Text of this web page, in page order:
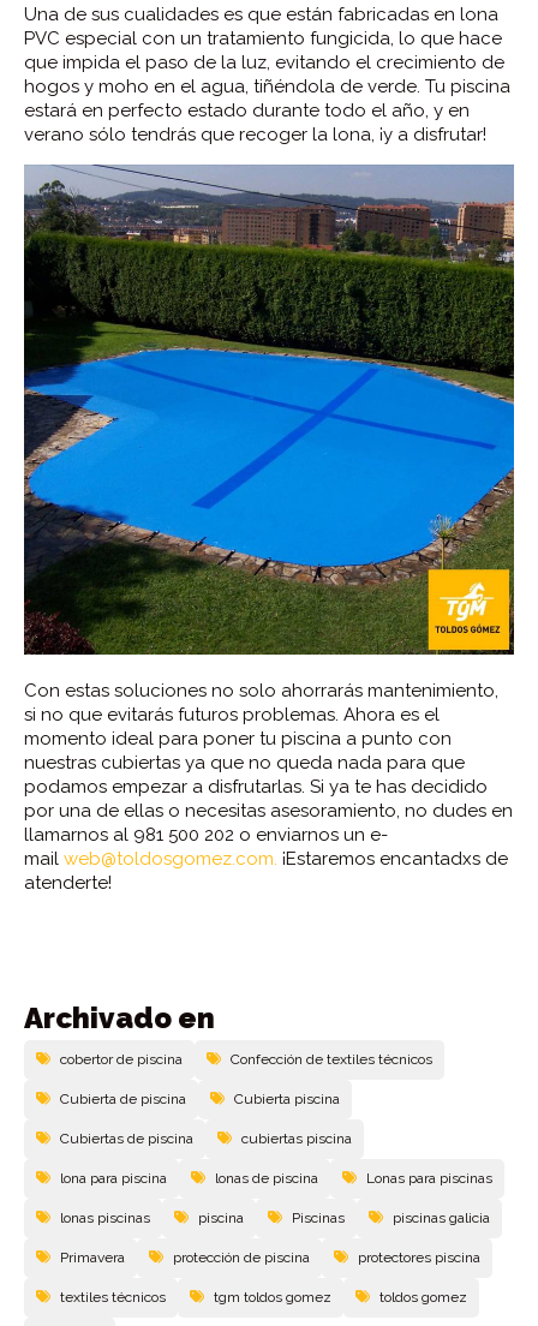
Una de sus cualidades es que están fabricadas en lona
PVC especial con un tratamiento fungicida, lo que hace
que impida el paso de la luz, evitando el crecimiento de
hogos y moho en el agua, tiñéndola de verde. Tu piscina
estará en perfecto estado durante todo el año, y en
verano sólo tendrás que recoger la lona, ¡y a disfrutar!
Con estas soluciones no solo ahorrarás mantenimiento,
si no que evitarás futuros problemas. Ahora es el
momento ideal para poner tu piscina a punto con
nuestras cubiertas ya que no queda nada para que
podamos empezar a disfrutarlas. Si ya te has decidido
por una de ellas o necesitas asesoramiento, no dudes en
llamarnos al 981 500 202 o enviarnos un e-
mail web@toldosgomez.com. ¡Estaremos encantadxs de
atenderte!
Archivado en
cobertor de piscina Confección de textiles técnicos
Cubierta de piscina Cubierta piscina
Cubiertas de piscina cubiertas piscina
lona para piscina lonas de piscina Lonas para piscinas
lonas piscinas piscina Piscinas piscinas galicia
Primavera protección de piscina protectores piscina
textiles técnicos tgm toldos gomez toldos gomez